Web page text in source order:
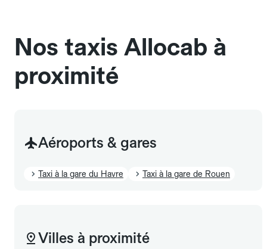
Nos taxis Allocab à
proximité
Aéroports & gares
Taxi à la gare du Havre Taxi à la gare de Rouen
Villes à proximité